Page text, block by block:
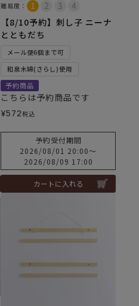
難易度：
【8/10予約】刺し子 ニーナ
とともだち
メール便6個まで可
和泉木綿(さらし)使用
予約商品
こちらは予約商品です
¥572税込
予約受付期間
2026/08/01 20:00〜
2026/08/09 17:00
カートに入れる